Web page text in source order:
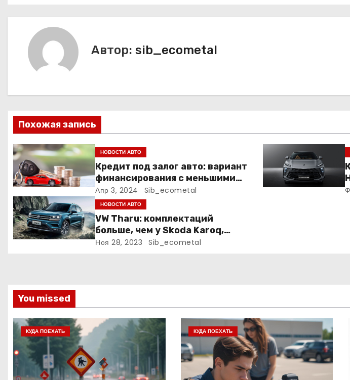
в
ц
и
я
п
о
з
а
с
я
м
Автор: sib_ecometal
Похожая запись
НОВОСТИ АВТО
Кредит под залог авто: вариант
финансирования с меньшими
рисками
Апр 3, 2024 Sib_ecometal
НОВОСТИ АВТО
VW Tharu: комплектаций
больше, чем у Skoda Karoq,
цены – выше. Оба кросса
Ноя 28, 2023 Sib_ecometal
You missed
КУДА ПОЕХАТЬ КУДА ПОЕХАТЬ